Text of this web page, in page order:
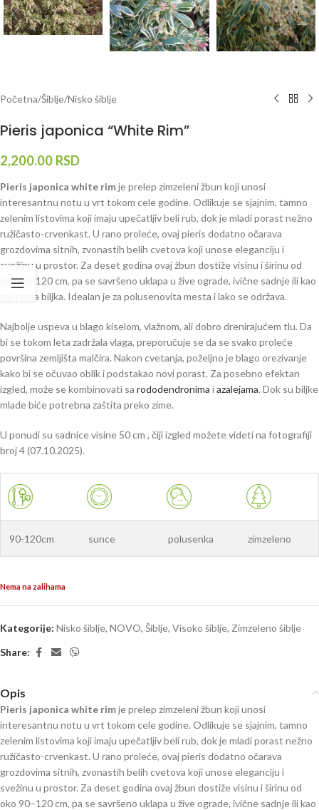
Početna/Šiblje/Nisko šiblje
Pieris japonica “White Rim”
2,200.00 RSD
Pieris japonica white rimje prelep zimzeleni žbun koji unosi
interesantnu notu u vrt tokom cele godine. Odlikuje se sjajnim, tamno
zelenim listovima koji imaju upečatljiv beli rub, dok je mladi porast nežno
ružičasto-crvenkast. U rano proleće, ovaj pieris dodatno očarava
grozdovima sitnih, zvonastih belih cvetova koji unose eleganciju i
svežinu u prostor. Za deset godina ovaj žbun dostiže visinu i širinu od
oko 90–120 cm, pa se savršeno uklapa u žive ograde, ivične sadnje ili kao
soliterna biljka. Idealan je za polusenovita mesta i lako se održava.
Najbolje uspeva u blago kiselom, vlažnom, ali dobro drenirajućem tlu. Da
bi se tokom leta zadržala vlaga, preporučuje se da se svako proleće
površina zemljišta malčira. Nakon cvetanja, poželjno je blago orezivanje
kako bi se očuvao oblik i podstakao novi porast. Za posebno efektan
izgled, može se kombinovati sa rododendronima iazalejama. Dok su biljke
mlade biće potrebna zaštita preko zime.
U ponudi su sadnice visine 50 cm , čiji izgled možete videti na fotografiji
broj 4 (07.10.2025).
90-120cm sunce polusenka zimzeleno
Nema na zalihama
Kategorije: Nisko šiblje, NOVO, Šiblje, Visoko šiblje, Zimzeleno šiblje
Share:
Opis
Pieris japonica white rimje prelep zimzeleni žbun koji unosi
interesantnu notu u vrt tokom cele godine. Odlikuje se sjajnim, tamno
zelenim listovima koji imaju upečatljiv beli rub, dok je mladi porast nežno
ružičasto-crvenkast. U rano proleće, ovaj pieris dodatno očarava
grozdovima sitnih, zvonastih belih cvetova koji unose eleganciju i
svežinu u prostor. Za deset godina ovaj žbun dostiže visinu i širinu od
oko 90–120 cm, pa se savršeno uklapa u žive ograde, ivične sadnje ili kao